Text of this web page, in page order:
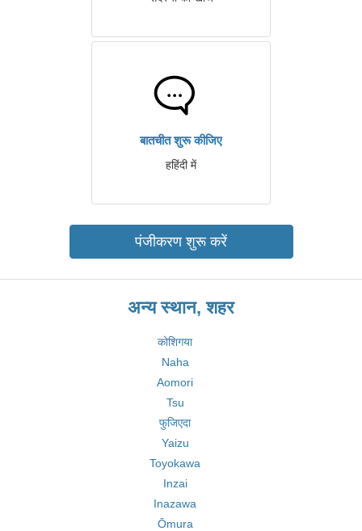
बातचीत शुरू कीजिए
हहिंदी में
पंजीकरण शुरू करें
अन्य स्थान, शहर
कोशिगया
Naha
Aomori
Tsu
फुजिएदा
Yaizu
Toyokawa
Inzai
Inazawa
Ōmura